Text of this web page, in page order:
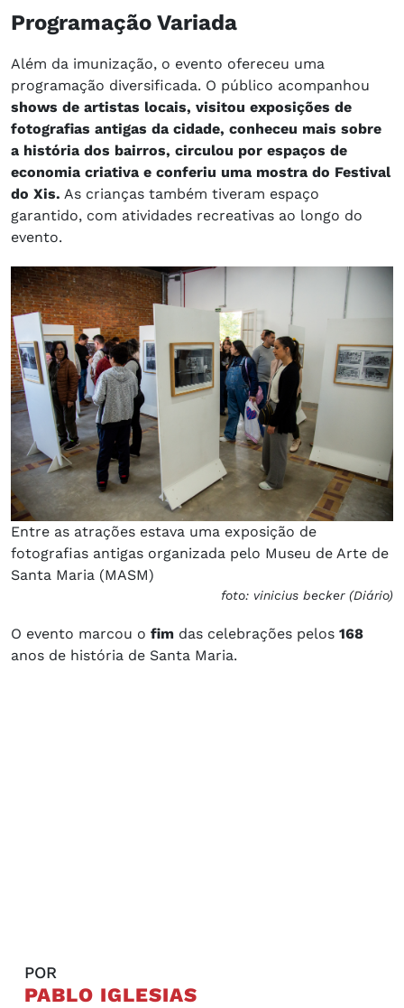
Programação Variada
Além da imunização, o evento ofereceu uma
programação diversificada. O público acompanhou
shows de artistas locais, visitou exposições de
fotografias antigas da cidade, conheceu mais sobre
a história dos bairros, circulou por espaços de
economia criativa e conferiu uma mostra do Festival
do Xis. As crianças também tiveram espaço
garantido, com atividades recreativas ao longo do
evento.
Entre as atrações estava uma exposição de
fotografias antigas organizada pelo Museu de Arte de
Santa Maria (MASM)
foto: vinicius becker (Diário)
O evento marcou o fim das celebrações pelos 168
anos de história de Santa Maria.
POR
PABLO IGLESIAS